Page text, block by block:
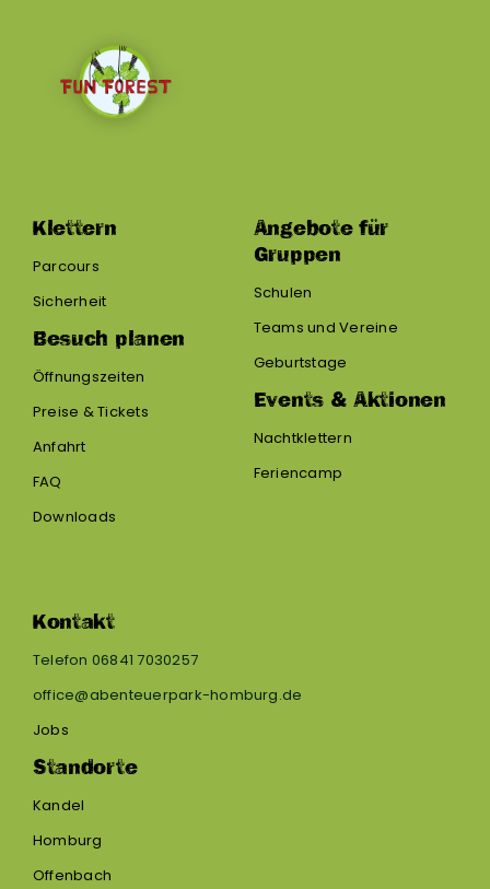
Klettern
Parcours
Sicherheit
Besuch planen
Öffnungszeiten
Preise & Tickets
Anfahrt
FAQ
Downloads
Angebote für
Gruppen
Schulen
Teams und Vereine
Geburtstage
Events & Aktionen
Nachtklettern
Feriencamp
Kontakt
Telefon 06841 7030257
office@abenteuerpark-homburg.de
Jobs
Standorte
Kandel
Homburg
Offenbach